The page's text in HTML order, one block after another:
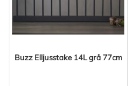
Buzz Elljusstake 14L grå 77cm